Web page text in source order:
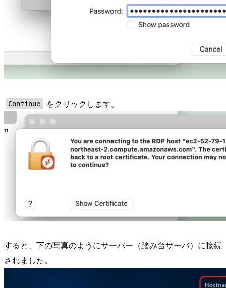
Continue をクリックします。
すると、下の写真のようにサーバー（踏み台サーバ）に接続
されました。